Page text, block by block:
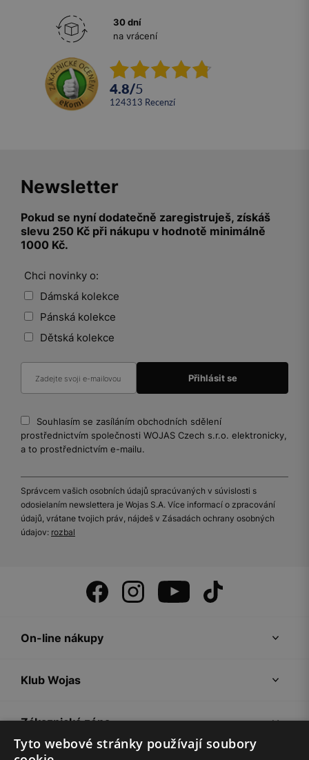
30 dní
na vrácení
4.8/5
124313 recenzí
Newsletter
Pokud se nyní dodatečně zaregistruješ, získáš
slevu 250 Kč při nákupu v hodnotě minimálně
1000 Kč.
Chci novinky o:
Dámská kolekce
Pánská kolekce
Dětská kolekce
Souhlasím se zasíláním obchodních sdělení
prostřednictvím společnosti WOJAS Czech s.r.o. elektronicky,
a to prostřednictvím e-mailu.
Správcem vašich osobních údajů spracúvaných v súvislosti s
odosielaním newslettera je Wojas S.A. Více informací o zpracování
údajů, vrátane tvojich práv, nájdeš v Zásadách ochrany osobných
údajov: rozbal
On-line nákupy
Klub Wojas
Zákaznická zóna
Tyto webové stránky používají soubory